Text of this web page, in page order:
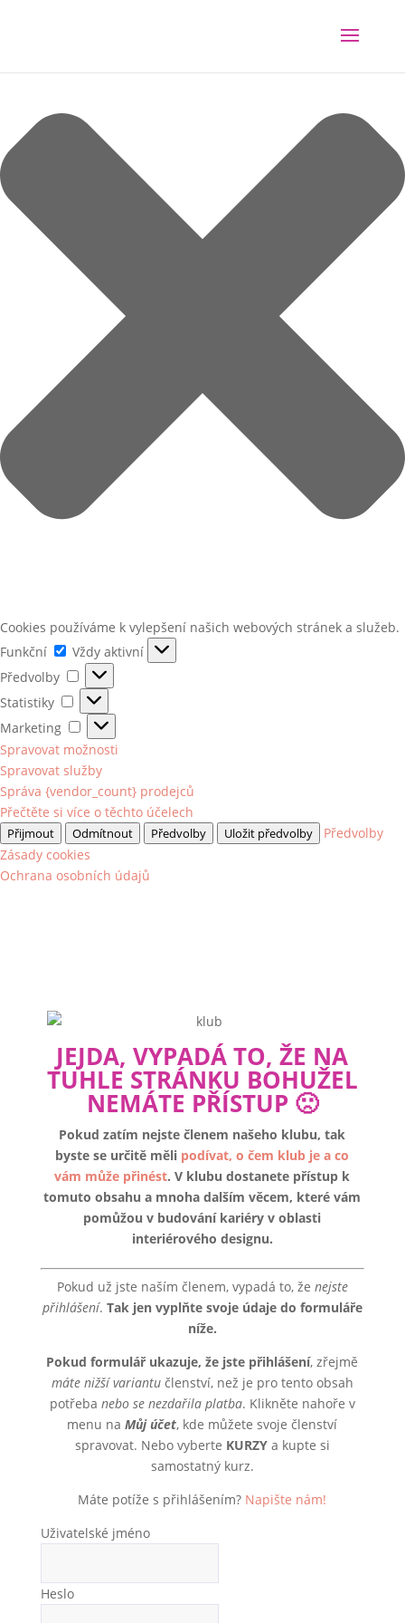
Cookies používáme k vylepšení našich webových stránek a služeb.
Funkční
Funkční
Vždy aktivní
Předvolby
Předvolby
Statistiky
Statistiky
Marketing
Marketing
Spravovat možnosti
Spravovat služby
Správa {vendor_count} prodejců
Přečtěte si více o těchto účelech
Přijmout Odmítnout Předvolby Uložit předvolby
Předvolby
Zásady cookies
Ochrana osobních údajů
JEJDA, VYPADÁ TO, ŽE NA
TUHLE STRÁNKU BOHUŽEL
NEMÁTE PŘÍSTUP 🙁
Pokud zatím nejste členem našeho klubu, tak
byste se určitě měli podívat, o čem klub je a co
vám může přinést. V klubu dostanete přístup k
tomuto obsahu a mnoha dalším věcem, které vám
pomůžou v budování kariéry v oblasti
interiérového designu.
Pokud už jste naším členem, vypadá to, že nejste
přihlášení. Tak jen vyplňte svoje údaje do formuláře
níže.
Pokud formulář ukazuje, že jste přihlášení, zřejmě
máte nižší variantučlenství, než je pro tento obsah
potřeba nebo se nezdařila platba. Klikněte nahoře v
menu naMůj účet, kde můžete svoje členství
spravovat. Nebo vyberte KURZYa kupte si
samostatný kurz.
Máte potíže s přihlášením? Napište nám!
Uživatelské jméno
Heslo